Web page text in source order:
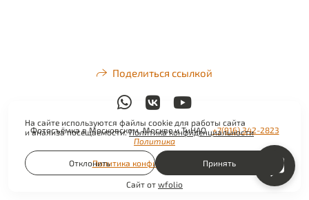
Поделиться ссылкой
Фотосъёмка в Московском, Москве и ТиНАО+7(916) 342-2823
Политика
Политика конфиденциальности
Сайт от wfolio
На сайте используются файлы cookie для работы сайта
и анализа посещаемости.Политика конфиденциальности
Отклонить Принять